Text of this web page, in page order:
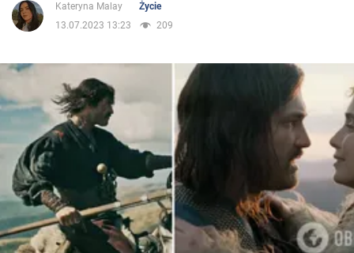
Życie
Polityka
Społeczeństwo
Wojna na Ukrainie
Świat
Kateryna Malay
Życie
13.07.2023 13:23
209